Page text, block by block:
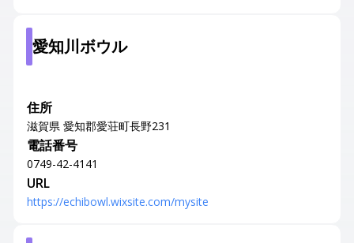
愛知川ボウル
住所
滋賀県 愛知郡愛荘町長野231
電話番号
0749-42-4141
URL
https://echibowl.wixsite.com/mysite